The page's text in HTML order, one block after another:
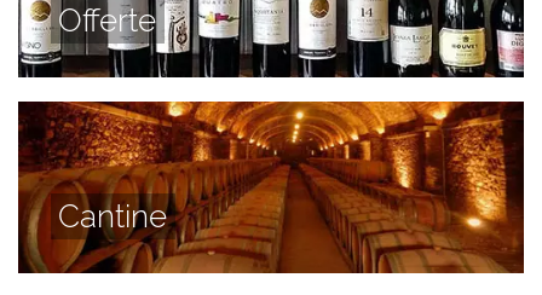
Offerte
Cantine